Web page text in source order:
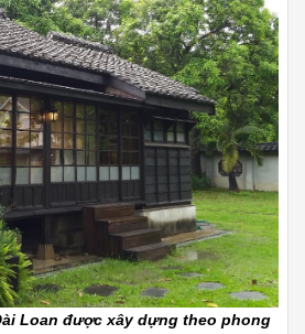
Loan được xây dựng theo phong